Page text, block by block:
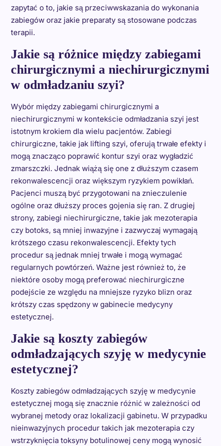
zapytać o to, jakie są przeciwwskazania do wykonania
zabiegów oraz jakie preparaty są stosowane podczas
terapii.
Jakie są różnice między zabiegami
chirurgicznymi a niechirurgicznymi
w odmładzaniu szyi?
Wybór między zabiegami chirurgicznymi a
niechirurgicznymi w kontekście odmładzania szyi jest
istotnym krokiem dla wielu pacjentów. Zabiegi
chirurgiczne, takie jak lifting szyi, oferują trwałe efekty i
mogą znacząco poprawić kontur szyi oraz wygładzić
zmarszczki. Jednak wiążą się one z dłuższym czasem
rekonwalescencji oraz większym ryzykiem powikłań.
Pacjenci muszą być przygotowani na znieczulenie
ogólne oraz dłuższy proces gojenia się ran. Z drugiej
strony, zabiegi niechirurgiczne, takie jak mezoterapia
czy botoks, są mniej inwazyjne i zazwyczaj wymagają
krótszego czasu rekonwalescencji. Efekty tych
procedur są jednak mniej trwałe i mogą wymagać
regularnych powtórzeń. Ważne jest również to, że
niektóre osoby mogą preferować niechirurgiczne
podejście ze względu na mniejsze ryzyko blizn oraz
krótszy czas spędzony w gabinecie medycyny
estetycznej.
Jakie są koszty zabiegów
odmładzających szyję w medycynie
estetycznej?
Koszty zabiegów odmładzających szyję w medycynie
estetycznej mogą się znacznie różnić w zależności od
wybranej metody oraz lokalizacji gabinetu. W przypadku
nieinwazyjnych procedur takich jak mezoterapia czy
wstrzyknięcia toksyny botulinowej ceny mogą wynosić